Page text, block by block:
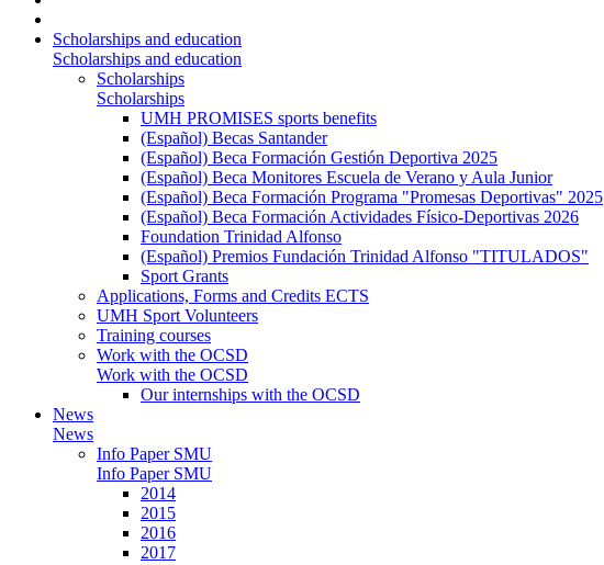
Scholarships and education
Scholarships and education
Scholarships
Scholarships
UMH PROMISES sports benefits
(Español) Becas Santander
(Español) Beca Formación Gestión Deportiva 2025
(Español) Beca Monitores Escuela de Verano y Aula Junior
(Español) Beca Formación Programa "Promesas Deportivas" 2025
(Español) Beca Formación Actividades Físico-Deportivas 2026
Foundation Trinidad Alfonso
(Español) Premios Fundación Trinidad Alfonso "TITULADOS"
Sport Grants
Applications, Forms and Credits ECTS
UMH Sport Volunteers
Training courses
Work with the OCSD
Work with the OCSD
Our internships with the OCSD
News
News
Info Paper SMU
Info Paper SMU
2014
2015
2016
2017